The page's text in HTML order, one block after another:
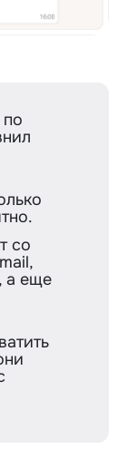
по
со
а еще